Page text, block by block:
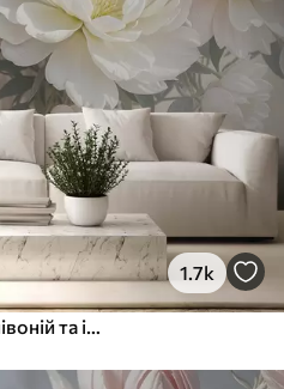
1.7k